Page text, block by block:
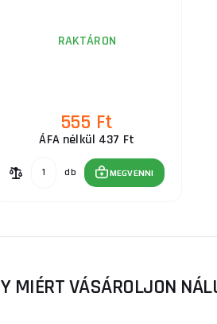
RAKTÁRON
555 Ft
ÁFA nélkül 437 Ft
db MEGVENNI
MIÉRT VÁSÁROLJON